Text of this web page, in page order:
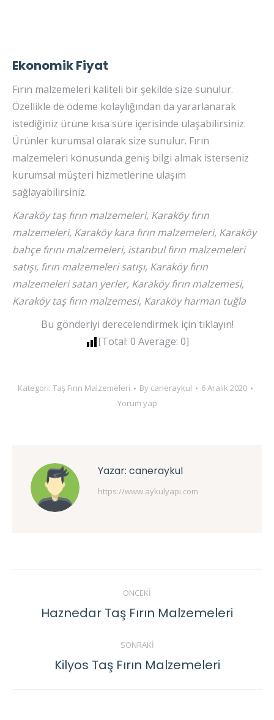
Ekonomik Fiyat
Fırın malzemeleri kaliteli bir şekilde size sunulur.
Özellikle de ödeme kolaylığından da yararlanarak
istediğiniz ürüne kısa süre içerisinde ulaşabilirsiniz.
Ürünler kurumsal olarak size sunulur. Fırın
malzemeleri konusunda geniş bilgi almak isterseniz
kurumsal müşteri hizmetlerine ulaşım
sağlayabilirsiniz.
Karaköy taş fırın malzemeleri, Karaköy fırın
malzemeleri, Karaköy kara fırın malzemeleri, Karaköy
bahçe fırını malzemeleri, istanbul fırın malzemeleri
satışı, fırın malzemeleri satışı, Karaköy fırın
malzemeleri satan yerler, Karaköy fırın malzemesi,
Karaköy taş fırın malzemesi, Karaköy harman tuğla
Bu gönderiyi derecelendirmek için tıklayın!
[Total: 0 Average: 0]
Kategori: Taş Fırın Malzemeleri By caneraykul
6 Aralık 2020
Yorum yap
Yazar: caneraykul
https://www.aykulyapi.com
navigation
ÖNCEKI
Previous
Haznedar Taş Fırın Malzemeleri
SONRAKI
Next
Kilyos Taş Fırın Malzemeleri